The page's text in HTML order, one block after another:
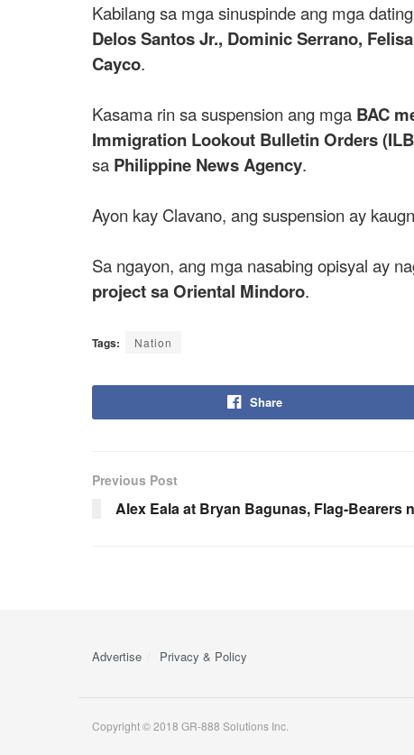
Kabilang sa mga sinuspinde ang mga
Delos Santos Jr., Dominic Serrano,
Cayco.
Kasama rin sa suspension ang mga BAC
Immigration Lookout Bulletin Orders
sa Philippine News Agency.
Ayon kay Clavano, ang suspension ay
Sa ngayon, ang mga nasabing opisyal ay
project sa Oriental Mindoro.
Tags: Nation
Share
Previous Post
Alex Eala at Bryan Bagunas, Flag-Bearers
Advertise Privacy & Policy
Copyright © 2018 GR-888 Solutions Inc.